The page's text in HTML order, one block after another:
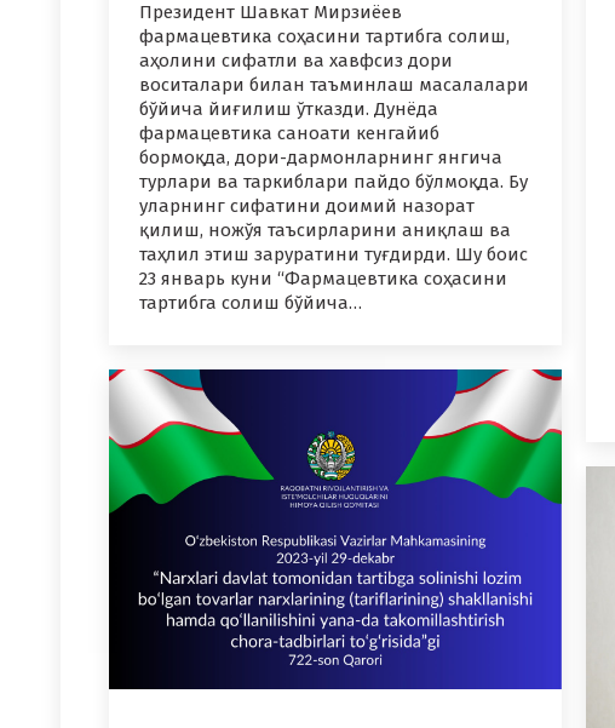
Президент Шавкат Мирзиёев
фармацевтика соҳасини тартибга солиш,
аҳолини сифатли ва хавфсиз дори
воситалари билан таъминлаш масалалари
бўйича йиғилиш ўтказди. Дунёда
фармацевтика саноати кенгайиб
бормоқда, дори-дармонларнинг янгича
турлари ва таркиблари пайдо бўлмоқда. Бу
уларнинг сифатини доимий назорат
қилиш, ножўя таъсирларини аниқлаш ва
таҳлил этиш заруратини туғдирди. Шу боис
23 январь куни “Фармацевтика соҳасини
тартибга солиш бўйича…